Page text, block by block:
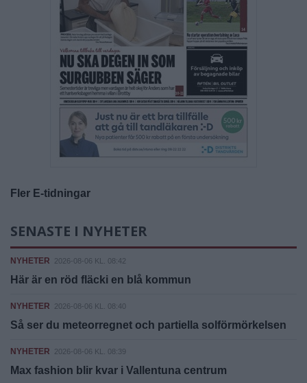
Fler E-tidningar
SENASTE I NYHETER
NYHETER 2026-08-06 KL. 08:42
Här är en röd fläcki en blå kommun
NYHETER 2026-08-06 KL. 08:40
Så ser du meteorregnet och partiella solförmörkelsen
NYHETER 2026-08-06 KL. 08:39
Max fashion blir kvar i Vallentuna centrum